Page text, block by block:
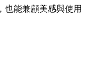
也能兼顧美感與使用